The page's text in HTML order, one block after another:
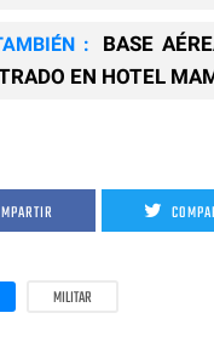
:
BASE
EN HOTEL
MILITAR